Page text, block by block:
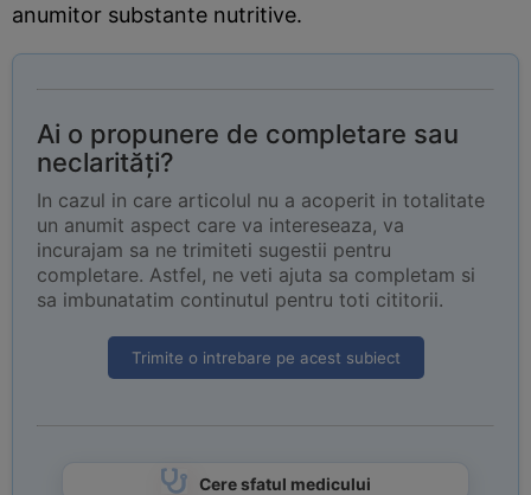
anumitor substante nutritive.
Ai o propunere de completare sau
neclarități?
In cazul in care articolul nu a acoperit in totalitate
un anumit aspect care va intereseaza, va
incurajam sa ne trimiteti sugestii pentru
completare. Astfel, ne veti ajuta sa completam si
sa imbunatatim continutul pentru toti cititorii.
Trimite o intrebare pe acest subiect
Cere sfatul medicului